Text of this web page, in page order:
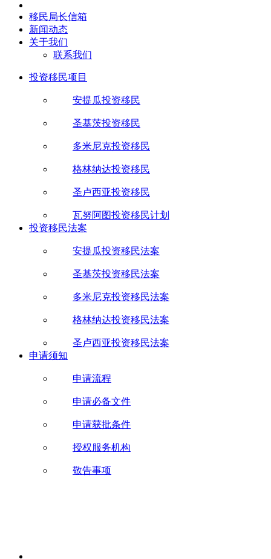
移民局长信箱
新闻动态
关于我们
联系我们
投资移民项目
安提瓜投资移民
圣基茨投资移民
多米尼克投资移民
格林纳达投资移民
圣卢西亚投资移民
瓦努阿图投资移民计划
投资移民法案
安提瓜投资移民法案
圣基茨投资移民法案
多米尼克投资移民法案
格林纳达投资移民法案
圣卢西亚投资移民法案
申请须知
申请流程
申请必备文件
申请获批条件
授权服务机构
敬告事项